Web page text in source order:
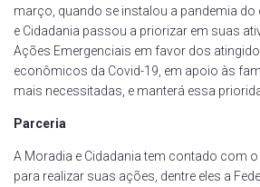
março, quando se instalou a pandemia
e Cidadania passou a priorizar em suas
Ações Emergenciais em favor dos
econômicos da Covid-19, em apoio às
mais necessitadas, e manterá essa
Parceria
A Moradia e Cidadania tem contado com
para realizar suas ações, dentre eles a